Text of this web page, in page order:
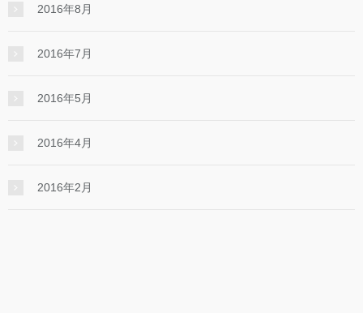
2016年8月
2016年7月
2016年5月
2016年4月
2016年2月